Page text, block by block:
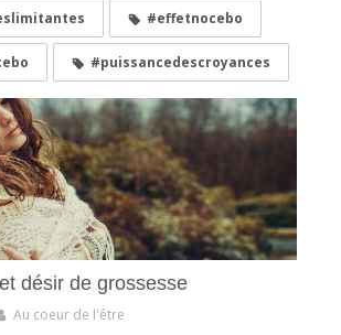
#effetnocebo
#puissancedescroyances
désir de grossesse
Au coeur de l'être